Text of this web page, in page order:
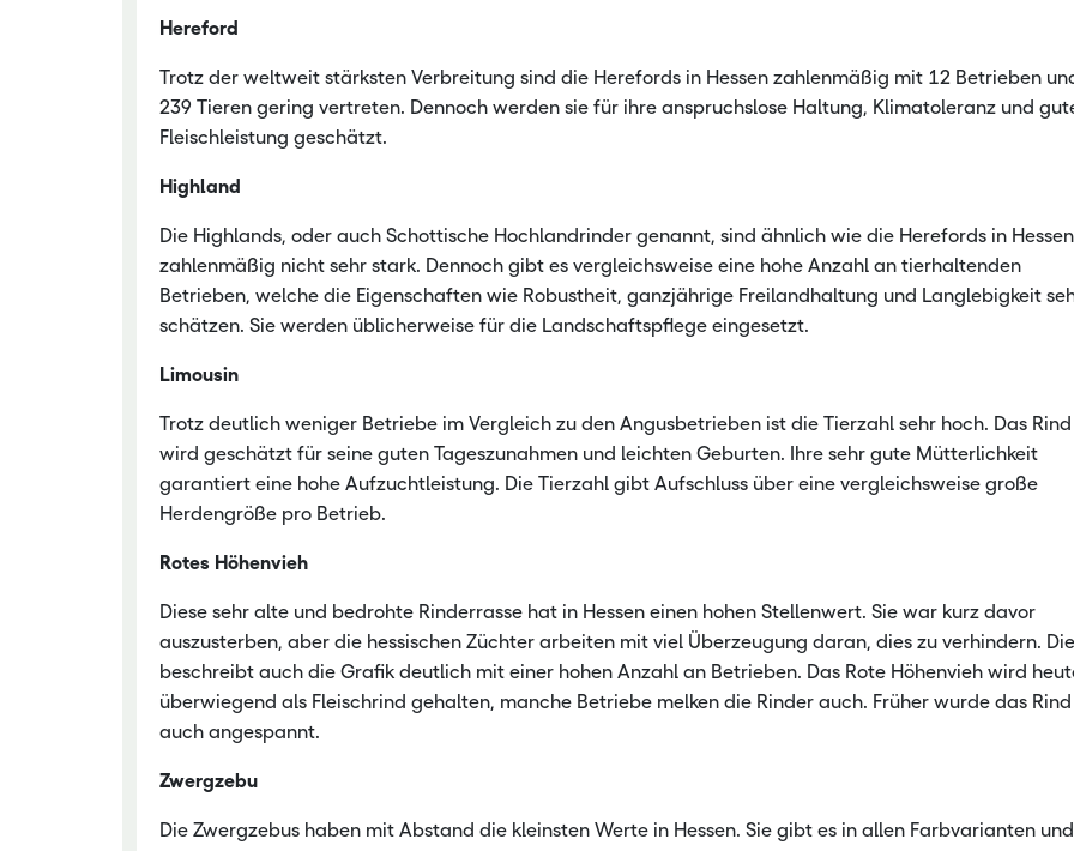
Hereford
Trotz der weltweit stärksten Verbreitung sind die Herefords in Hessen zahlenmäßig mit 12 Betrieben
239 Tieren gering vertreten. Dennoch werden sie für ihre anspruchslose Haltung, Klimatoleranz und
Fleischleistung geschätzt.
Highland
Die Highlands, oder auch Schottische Hochlandrinder genannt, sind ähnlich wie die Herefords in Hessen
zahlenmäßig nicht sehr stark. Dennoch gibt es vergleichsweise eine hohe Anzahl an tierhaltenden
Betrieben, welche die Eigenschaften wie Robustheit, ganzjährige Freilandhaltung und Langlebigkeit
schätzen. Sie werden üblicherweise für die Landschaftspflege eingesetzt.
Limousin
Trotz deutlich weniger Betriebe im Vergleich zu den Angusbetrieben ist die Tierzahl sehr hoch. Das Rind
wird geschätzt für seine guten Tageszunahmen und leichten Geburten. Ihre sehr gute Mütterlichkeit
garantiert eine hohe Aufzuchtleistung. Die Tierzahl gibt Aufschluss über eine vergleichsweise große
Herdengröße pro Betrieb.
Rotes Höhenvieh
Diese sehr alte und bedrohte Rinderrasse hat in Hessen einen hohen Stellenwert. Sie war kurz davor
auszusterben, aber die hessischen Züchter arbeiten mit viel Überzeugung daran, dies zu verhindern.
beschreibt auch die Grafik deutlich mit einer hohen Anzahl an Betrieben. Das Rote Höhenvieh wird
überwiegend als Fleischrind gehalten, manche Betriebe melken die Rinder auch. Früher wurde das Rind
auch angespannt.
Zwergzebu
Die Zwergzebus haben mit Abstand die kleinsten Werte in Hessen. Sie gibt es in allen Farbvarianten